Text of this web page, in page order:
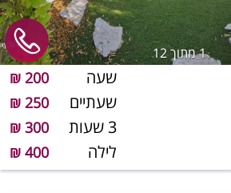
1מתוך 12
שעה 200 ₪
שעתיים 250 ₪
3 שעות 300 ₪
לילה 400 ₪